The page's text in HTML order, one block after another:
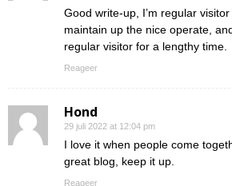
Good write-up, I’m regular visitor
maintain up the nice operate,
regular visitor for a lengthy time.
Reageer
Hond
29 juli 2022 at 12:04 pm
I love it when people come
great blog, keep it up.
Reageer